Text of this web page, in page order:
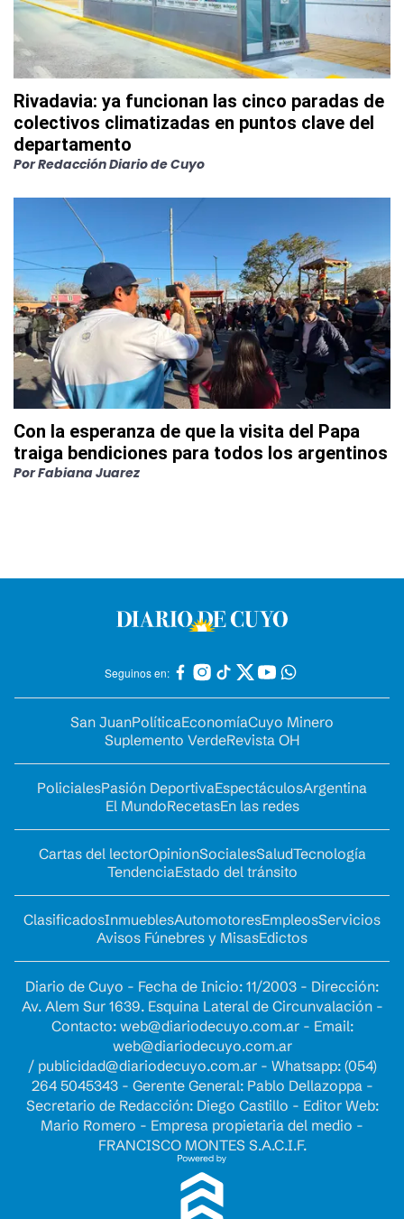
Rivadavia: ya funcionan las cinco paradas de
colectivos climatizadas en puntos clave del
departamento
PorRedacción Diario de Cuyo
Con la esperanza de que la visita del Papa
traiga bendiciones para todos los argentinos
PorFabiana Juarez
Seguinos en:
San JuanPolíticaEconomíaCuyo Minero
Suplemento VerdeRevista OH
PolicialesPasión DeportivaEspectáculosArgentina
El MundoRecetasEn las redes
Cartas del lectorOpinionSocialesSaludTecnología
TendenciaEstado del tránsito
ClasificadosInmueblesAutomotoresEmpleosServicios
Avisos Fúnebres y MisasEdictos
Diario de Cuyo - Fecha de Inicio: 11/2003 - Dirección:
Av. Alem Sur 1639. Esquina Lateral de Circunvalación -
Contacto: web@diariodecuyo.com.ar- Email:
web@diariodecuyo.com.ar
/ publicidad@diariodecuyo.com.ar- Whatsapp: (054)
264 5045343 - Gerente General: Pablo Dellazoppa -
Secretario de Redacción: Diego Castillo - Editor Web:
Mario Romero - Empresa propietaria del medio -
FRANCISCO MONTES S.A.C.I.F.